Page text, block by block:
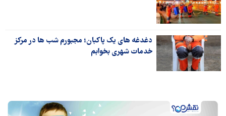
دغدغه های یک پاکبان؛ مجبورم شب ها در مرکز
خدمات شهری بخوابم